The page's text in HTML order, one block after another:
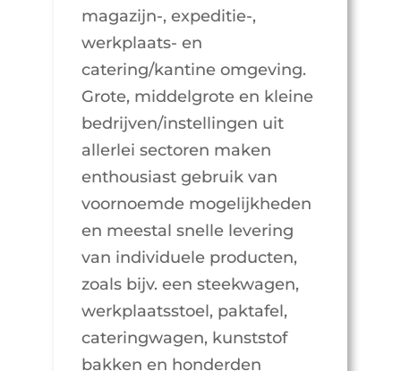
magazijn-, expeditie-,
werkplaats- en
catering/kantine omgeving.
Grote, middelgrote en kleine
bedrijven/instellingen uit
allerlei sectoren maken
enthousiast gebruik van
voornoemde mogelijkheden
en meestal snelle levering
van individuele producten,
zoals bijv. een steekwagen,
werkplaatsstoel, paktafel,
cateringwagen, kunststof
bakken en honderden